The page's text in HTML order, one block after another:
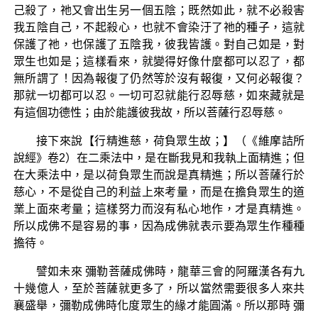
己殺了，祂又會出生另一個五陰；既然如此，就不必殺害
我五陰自己，不起殺心，也就不會染汙了祂的種子，這就
保護了祂，也保護了五陰我，彼我皆護。對自己如是，對
眾生也如是；這樣看來，就變得好像什麼都可以忍了，都
無所謂了！因為報復了仍然等於沒有報復，又何必報復？
那就一切都可以忍。一切可忍就能行忍辱慈，如來藏就是
有這個功德性；由於能護彼我故，所以菩薩行忍辱慈。
接下來說【行精進慈，荷負眾生故；】（《維摩詰所
說經》卷2）在二乘法中，是在斷我見和我執上面精進；但
在大乘法中，是以荷負眾生而說是真精進；所以菩薩行於
慈心，不是從自己的利益上來考量，而是在擔負眾生的道
業上面來考量；這樣努力而沒有私心地作，才是真精進。
所以成佛不是容易的事，因為成佛就表示要為眾生作種種
擔待。
譬如未來 彌勒菩薩成佛時，龍華三會的阿羅漢各有九
十幾億人，至於菩薩就更多了，所以當然需要很多人來共
襄盛舉，彌勒成佛時化度眾生的緣才能圓滿。所以那時 彌